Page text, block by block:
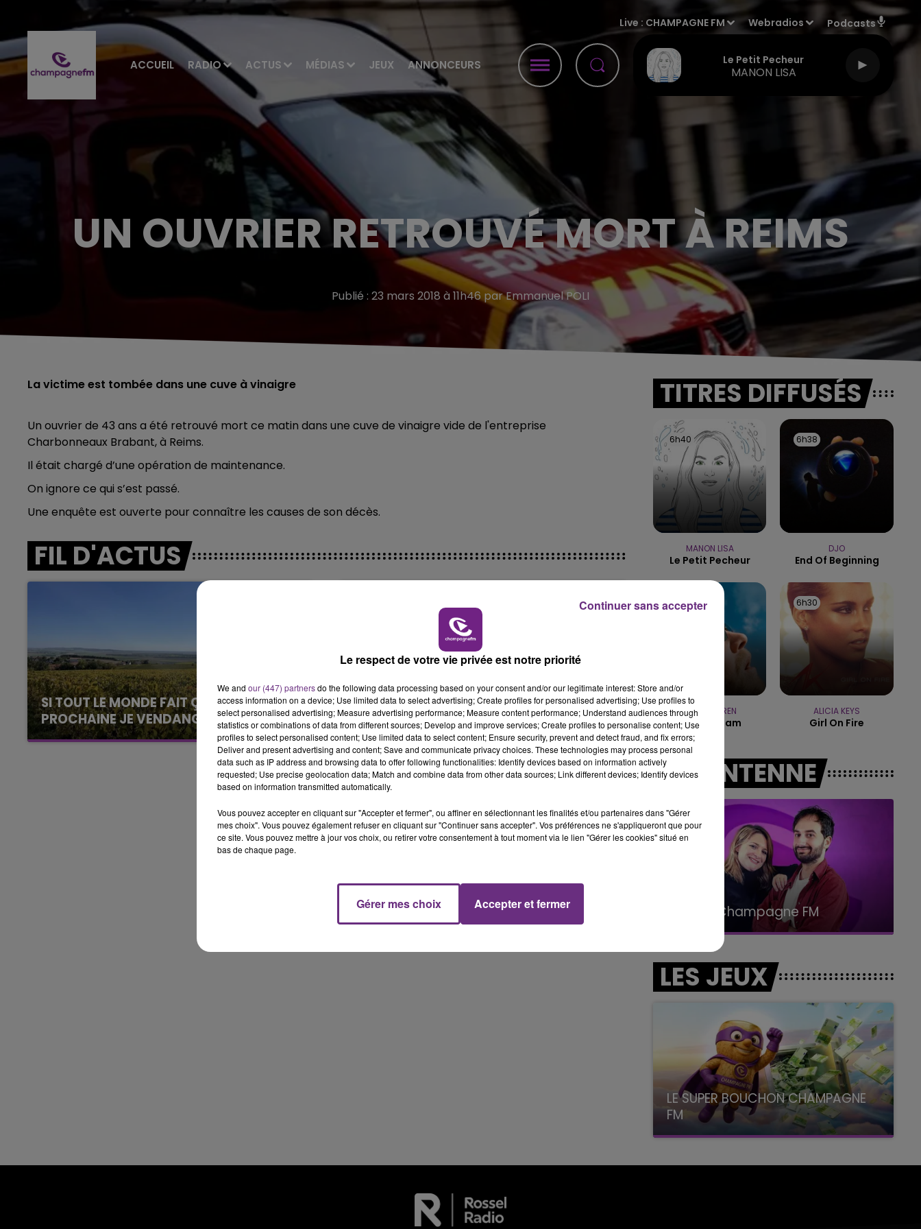
ACCUEIL RADIO ACTUS MÉDIAS JEUX ANNONCEURS
Live : CHAMPAGNE FM Webradios Podcasts
Le Petit Pecheur
MANON LISA
10h00 - 14h00
LE TICKET DE CAISSE
14h00 - 15h00
LA RADIO POP
UN OUVRIER RETROUVÉ MORT À REIMS
Publié : 23 mars 2018 à 11h46 par Emmanuel POLI
La victime est tombée dans une cuve à vinaigre
Un ouvrier de 43 ans a été retrouvé mort ce matin dans une cuve de vinaigre vide de l'entreprise
Charbonneaux Brabant, à Reims.
Il était chargé d’une opération de maintenance.
On ignore ce qui s’est passé.
Une enquête est ouverte pour connaître les causes de son décès.
FIL D'ACTUS
SI TOUT LE MONDE FAIT ÇA, MOI L'ANNÉE
PROCHAINE JE VENDANGE EN...
La vendange en Champagne a débuté ce jeudi
6 août dans la commune de Montgueux (Aube).
L'INSPECTION DU TRAVAIL RAPPELLE À
L'ORDRE SUR LES CONDITIONS DE...
Alors que les dates de début des vendange
2026 s'est avéré être plus précoce que prévu,
l'inspection du Travail en profite pour rappeler
les conditions de...
TITRES DIFFUSÉS
6h40
6h40
MANON LISA
Le Petit Pecheur
6h38
6h38
DJO
End Of Beginning
6h35
6h35
ALEX WARREN
Fever Dream
6h30
6h30
ALICIA KEYS
Girl On Fire
A L'ANTENNE
14h00 - 15h00
La Radio Pop Le Club Champagne FM
LES JEUX
LE SUPER BOUCHON CHAMPAGNE
FM
avec La Famille Champagne FM, à 8H10
Le respect de votre vie privée est notre priorité
We and our (447) partnersdo the following data processing based on your consent and/or our legitimate interest: Store and/or
access information on a device; Use limited data to select advertising; Create profiles for personalised advertising; Use profiles to
select personalised advertising; Measure advertising performance; Measure content performance; Understand audiences through
statistics or combinations of data from different sources; Develop and improve services; Create profiles to personalise content; Use
profiles to select personalised content; Use limited data to select content; Ensure security, prevent and detect fraud, and fix errors;
Deliver and present advertising and content; Save and communicate privacy choices. These technologies may process personal
data such as IP address and browsing data to offer following functionalities: Identify devices based on information actively
requested; Use precise geolocation data; Match and combine data from other data sources; Link different devices; Identify devices
based on information transmitted automatically.
Vous pouvez accepter en cliquant sur "Accepter et fermer", ou affiner en sélectionnant les finalités et/ou partenaires dans "Gérer
mes choix". Vous pouvez également refuser en cliquant sur "Continuer sans accepter". Vos préférences ne s'appliqueront que pour
ce site. Vous pouvez mettre à jour vos choix, ou retirer votre consentement à tout moment via le lien "Gérer les cookies" situé en
bas de chaque page.
Gérer mes choix Accepter et fermer
Continuer sans accepter